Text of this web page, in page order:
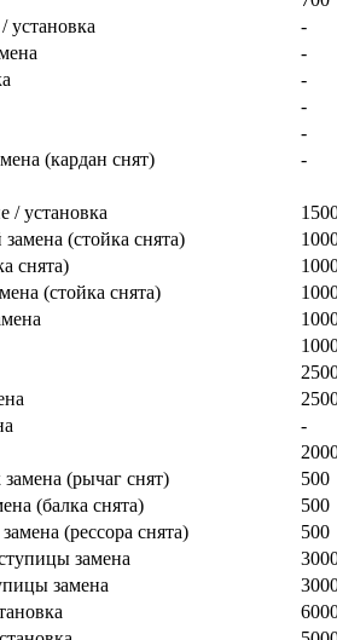
установка
-
-
-
-
-
(кардан снят)
-
/ установка
(стойка снята)
снята)
(стойка снята)
-
(рычаг снят)
500
(балка снята)
500
(рессора снята)
500
замена
замена